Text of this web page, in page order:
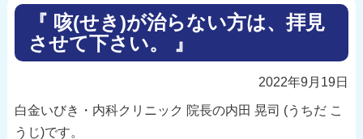
『 咳(せき)が治らない方は、拝見
させて下さい。 』
2022年9月19日
白金いびき・内科クリニック 院長の内田 晃司 (うちだ こ
うじ)です。